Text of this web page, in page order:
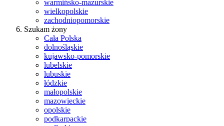
warmińsko-mazurskie
wielkopolskie
zachodniopomorskie
Szukam żony
Cała Polska
dolnośląskie
kujawsko-pomorskie
lubelskie
lubuskie
łódzkie
małopolskie
mazowieckie
opolskie
podkarpackie